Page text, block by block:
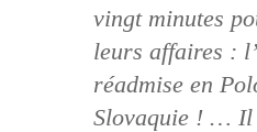
vingt minutes
leurs affaires :
réadmise en
Slovaquie ! … Il